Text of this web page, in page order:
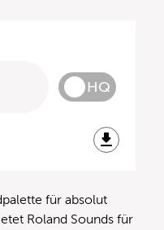
HQ
für absolut
Roland Sounds für